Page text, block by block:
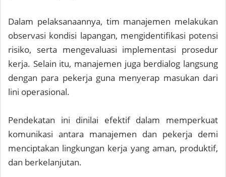
Dalam pelaksanaannya, tim manajemen melakukan
observasi kondisi lapangan, mengidentifikasi potensi
risiko, serta mengevaluasi implementasi prosedur
kerja. Selain itu, manajemen juga berdialog langsung
dengan para pekerja guna menyerap masukan dari
lini operasional.
Pendekatan ini dinilai efektif dalam memperkuat
komunikasi antara manajemen dan pekerja demi
menciptakan lingkungan kerja yang aman, produktif,
dan berkelanjutan.